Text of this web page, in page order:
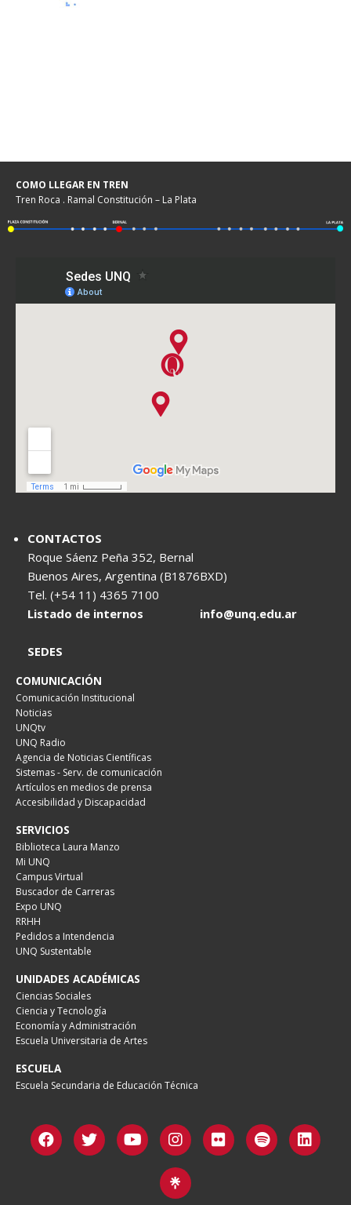
COMO LLEGAR EN TREN
Tren Roca . Ramal Constitución – La Plata
CONTACTOS
Roque Sáenz Peña 352, Bernal
Buenos Aires, Argentina (B1876BXD)
Tel. (+54 11) 4365 7100
Listado de internos
info@unq.edu.ar
SEDES
COMUNICACIÓN
Comunicación Institucional
Noticias
UNQtv
UNQ Radio
Agencia de Noticias Científicas
Sistemas - Serv. de comunicación
Artículos en medios de prensa
Accesibilidad y Discapacidad
SERVICIOS
Biblioteca Laura Manzo
Mi UNQ
Campus Virtual
Buscador de Carreras
Expo UNQ
RRHH
Pedidos a Intendencia
UNQ Sustentable
UNIDADES ACADÉMICAS
Ciencias Sociales
Ciencia y Tecnología
Economía y Administración
Escuela Universitaria de Artes
ESCUELA
Escuela Secundaria de Educación Técnica